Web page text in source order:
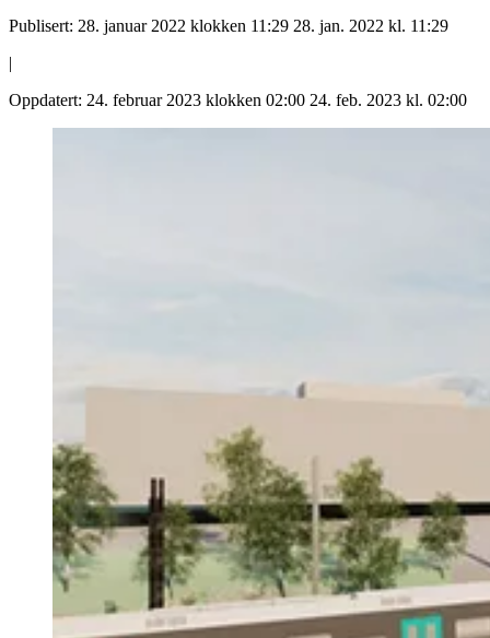
Publisert: 28. januar 2022 klokken 11:29 28. jan. 2022 kl. 11:29
|
Oppdatert: 24. februar 2023 klokken 02:00 24. feb. 2023 kl. 02:00